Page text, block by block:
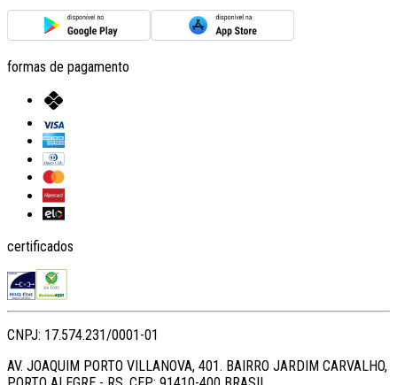
formas de pagamento
certificados
CNPJ: 17.574.231/0001-01
AV. JOAQUIM PORTO VILLANOVA, 401. BAIRRO JARDIM CARVALHO,